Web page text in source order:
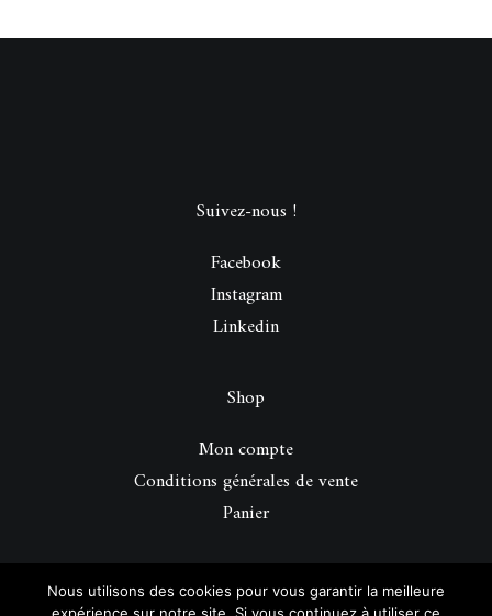
© 2026 Be Perfect Magazine.| Tous droits réservés.
Suivez-nous !
Facebook
Instagram
Linkedin
Shop
Mon compte
Conditions générales de vente
Panier
Nous utilisons des cookies pour vous garantir la meilleure